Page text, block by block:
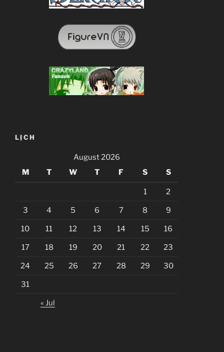
LỊCH
August 2026
M
T W T F S S
1 2
3 4 5 6 7 8 9
10 11 12 13 14 15 16
17 18 19 20 21 22 23
24 25 26 27 28 29 30
31
« Jul